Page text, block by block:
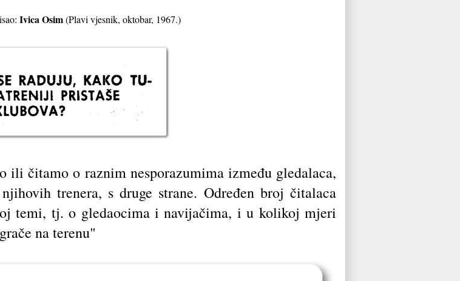
Ivica Osim(Plavi vjesnik, oktobar, 1967.)
ili čitamo o raznim nesporazumima između gledalaca,
trenera, s druge strane. Određen broj čitalaca
temi, tj. o gledaocima i navijačima, i u kolikoj mjeri
na terenu"